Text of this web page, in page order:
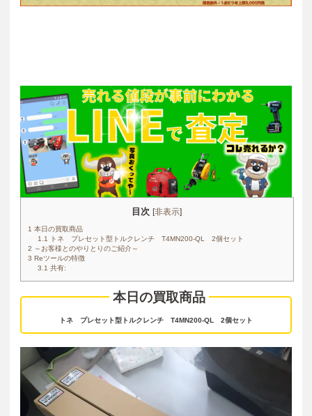
目次 [非表示]
1 本日の買取商品
1.1 トネ プレセット型トルクレンチ T4MN200-QL 2個セット
2 ～お客様とのやりとりのご紹介～
3 Reツールの特徴
3.1 共有:
本日の買取商品
トネ プレセット型トルクレンチ T4MN200-QL 2個セット